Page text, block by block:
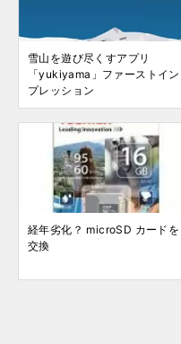
雪山を遊び尽くすアプリ
「yukiyama」ファーストイン
プレッション
経年劣化？ microSD カードを
交換